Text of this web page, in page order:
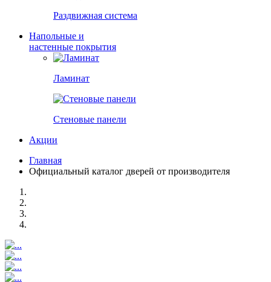
Раздвижная система
Напольные и
настенные покрытия
Ламинат
Стеновые панели
Акции
Главная
Официальный каталог дверей от производителя